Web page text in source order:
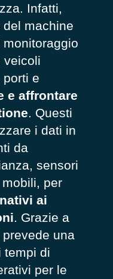
Infatti,
machine
veicoli
porti e
e affrontare
. Questi
i dati in
da
sensori
per
ai
. Grazie a
una
tempi di
per le